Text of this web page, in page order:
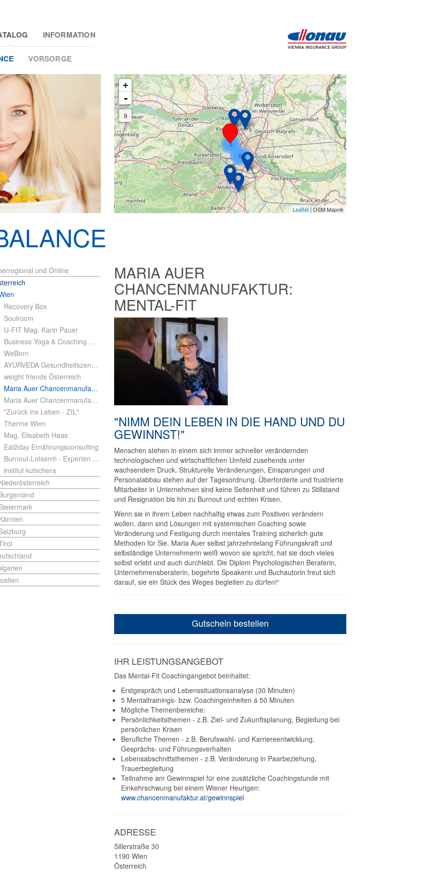
VORSORGE
INFORMATION
3
9
+
-
9
Leaflet| OSM Mapnik
und Online
Recovery Box
Soulroom
U-FIT Mag. Karin Pauer
Business Yoga & Coaching Sabina M. Schwaninger
WeBorn
AYURVEDA Gesundheitszentrum
weight friends Österreich
Maria Auer Chancenmanufaktur: Mental-Fit
Maria Auer Chancenmanufaktur: Life-Balance Exklusiv-Tag
"Zurück ins Leben - ZIL"
Therme Wien
Mag. Elisabeth Haas
Eat2day Ernährungsconsulting
Burnout-Lotsen® - Experten für Stress- und Burnout-Prävention Andrea Schrenk, Bed MSc
institut kutschera
MARIA AUER
CHANCENMANUFAKTUR:
MENTAL-FIT
"NIMM DEIN LEBEN IN DIE HAND UND DU
GEWINNST!"
Menschen stehen in einem sich immer schneller verändernden
technologischen und wirtschaftlichen Umfeld zusehends unter
wachsendem Druck. Strukturelle Veränderungen, Einsparungen und
Personalabbau stehen auf der Tagesordnung. Überforderte und frustrierte
Mitarbeiter in Unternehmen sind keine Seltenheit und führen zu Stillstand
und Resignation bis hin zu Burnout und echten Krisen.
Wenn sie in ihrem Leben nachhaltig etwas zum Positiven verändern
wollen, dann sind Lösungen mit systemischen Coaching sowie
Veränderung und Festigung durch mentales Training sicherlich gute
Methoden für Sie. Maria Auer selbst jahrzehntelang Führungskraft und
selbständige Unternehmerin weiß wovon sie spricht, hat sie doch vieles
selbst erlebt und auch durchlebt. Die Diplom Psychologischen Beraterin,
Unternehmensberaterin, begehrte Speakerin und Buchautorin freut sich
darauf, sie ein Stück des Weges begleiten zu dürfen!“
Gutschein bestellen
IHR LEISTUNGSANGEBOT
Das Mental-Fit Coachingangebot beinhaltet:
Erstgespräch und Lebenssituationsanalyse (30 Minuten)
5 Mentaltrainings- bzw. Coachingeinheiten á 50 Minuten
Mögliche Themenbereiche:
Persönlichkeitsthemen - z.B. Ziel- und Zukunftsplanung, Begleitung bei
persönlichen Krisen
Berufliche Themen - z.B. Berufswahl- und Karriereentwicklung,
Gesprächs- und Führungsverhalten
Lebensabschnittsthemen - z.B. Veränderung in Paarbeziehung,
Trauerbegleitung
Teilnahme am Gewinnspiel für eine zusätzliche Coachingstunde mit
Einkehrschwung bei einem Wiener Heurigen:
www.chancenmanufaktur.at/gewinnspiel
ADRESSE
Sillerstraße 30
1190 Wien
Österreich